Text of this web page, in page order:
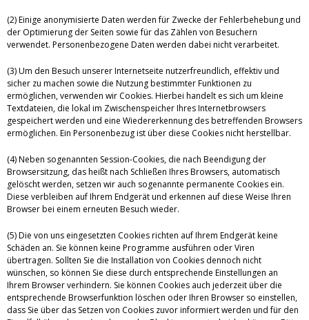
(2) Einige anonymisierte Daten werden für Zwecke der Fehlerbehebung und
der Optimierung der Seiten sowie für das Zählen von Besuchern
verwendet. Personenbezogene Daten werden dabei nicht verarbeitet.
(3) Um den Besuch unserer Internetseite nutzerfreundlich, effektiv und
sicher zu machen sowie die Nutzung bestimmter Funktionen zu
ermöglichen, verwenden wir Cookies. Hierbei handelt es sich um kleine
Textdateien, die lokal im Zwischenspeicher Ihres Internetbrowsers
gespeichert werden und eine Wiedererkennung des betreffenden Browsers
ermöglichen. Ein Personenbezug ist über diese Cookies nicht herstellbar.
(4) Neben sogenannten Session-Cookies, die nach Beendigung der
Browsersitzung, das heißt nach Schließen Ihres Browsers, automatisch
gelöscht werden, setzen wir auch sogenannte permanente Cookies ein.
Diese verbleiben auf Ihrem Endgerät und erkennen auf diese Weise Ihren
Browser bei einem erneuten Besuch wieder.
(5) Die von uns eingesetzten Cookies richten auf Ihrem Endgerät keine
Schäden an. Sie können keine Programme ausführen oder Viren
übertragen. Sollten Sie die Installation von Cookies dennoch nicht
wünschen, so können Sie diese durch entsprechende Einstellungen an
Ihrem Browser verhindern. Sie können Cookies auch jederzeit über die
entsprechende Browserfunktion löschen oder Ihren Browser so einstellen,
dass Sie über das Setzen von Cookies zuvor informiert werden und für den